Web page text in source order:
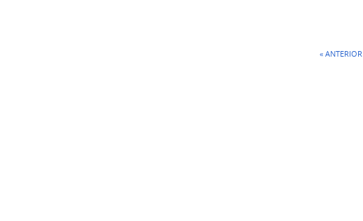
« ANTERIOR